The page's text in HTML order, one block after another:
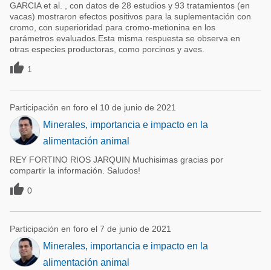
GARCIA et al. , con datos de 28 estudios y 93 tratamientos (en
vacas) mostraron efectos positivos para la suplementación con
cromo, con superioridad para cromo-metionina en los
parámetros evaluados.Esta misma respuesta se observa en
otras especies productoras, como porcinos y aves.
 1
Participación en foro el 10 de junio de 2021
Minerales, importancia e impacto en la
alimentación animal
REY FORTINO RIOS JARQUIN Muchisimas gracias por
compartir la información. Saludos!
 0
Participación en foro el 7 de junio de 2021
Minerales, importancia e impacto en la
alimentación animal